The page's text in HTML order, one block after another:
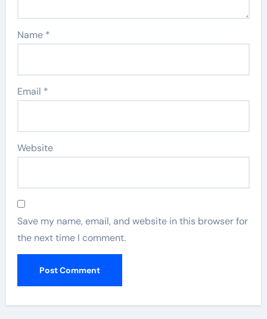
Name *
Email *
Website
Save my name, email, and website in this browser for
the next time I comment.